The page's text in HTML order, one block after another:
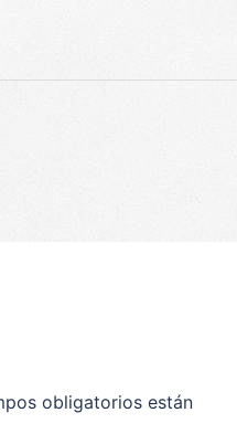
obligatorios están